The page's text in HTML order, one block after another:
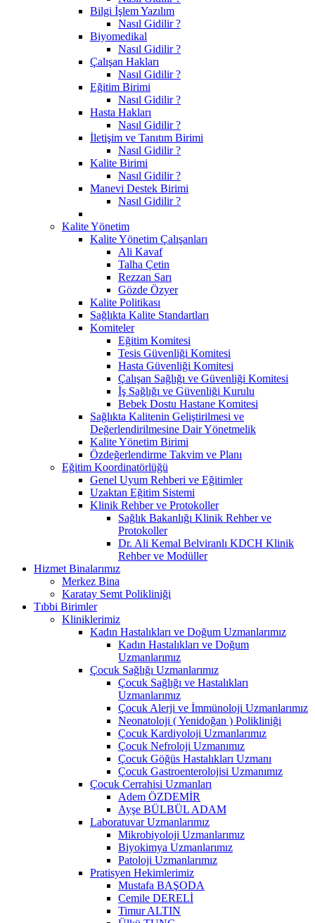
Bilgi İşlem Yazılım
Nasıl Gidilir ?
Biyomedikal
Nasıl Gidilir ?
Çalışan Hakları
Nasıl Gidilir ?
Eğitim Birimi
Nasıl Gidilir ?
Hasta Hakları
Nasıl Gidilir ?
İletişim ve Tanıtım Birimi
Nasıl Gidilir ?
Kalite Birimi
Nasıl Gidilir ?
Manevi Destek Birimi
Nasıl Gidilir ?
Kalite Yönetim
Kalite Yönetim Çalışanları
Ali Kavaf
Talha Çetin
Rezzan Sarı
Gözde Özyer
Kalite Politikası
Sağlıkta Kalite Standartları
Komiteler
Eğitim Komitesi
Tesis Güvenliği Komitesi
Hasta Güvenliği Komitesi
Çalışan Sağlığı ve Güvenliği Komitesi
İş Sağlığı ve Güvenliği Kurulu
Bebek Dostu Hastane Komitesi
Sağlıkta Kalitenin Geliştirilmesi ve
Değerlendirilmesine Dair Yönetmelik
Kalite Yönetim Birimi
Özdeğerlendirme Takvim ve Planı
Eğitim Koordinatörlüğü
Genel Uyum Rehberi ve Eğitimler
Uzaktan Eğitim Sistemi
Klinik Rehber ve Protokoller
Sağlık Bakanlığı Klinik Rehber ve
Protokoller
Dr. Ali Kemal Belviranlı KDCH Klinik
Rehber ve Modüller
Hizmet Binalarımız
Merkez Bina
Karatay Semt Polikliniği
Tıbbi Birimler
Kliniklerimiz
Kadın Hastalıkları ve Doğum Uzmanlarımız
Kadın Hastalıkları ve Doğum
Uzmanlarımız
Çocuk Sağlığı Uzmanlarımız
Çocuk Sağlığı ve Hastalıkları
Uzmanlarımız
Çocuk Alerji ve İmmünoloji Uzmanlarımız
Neonatoloji ( Yenidoğan ) Polikliniği
Çocuk Kardiyoloji Uzmanlarımız
Çocuk Nefroloji Uzmanımız
Çocuk Göğüs Hastalıkları Uzmanı
Çocuk Gastroenterolojisi Uzmanımız
Çocuk Cerrahisi Uzmanları
Adem ÖZDEMİR
Ayşe BÜLBÜL ADAM
Laboratuvar Uzmanlarımız
Mikrobiyoloji Uzmanlarımız
Biyokimya Uzmanlarımız
Patoloji Uzmanlarımız
Pratisyen Hekimlerimiz
Mustafa BAŞODA
Cemile DERELİ
Timur ALTIN